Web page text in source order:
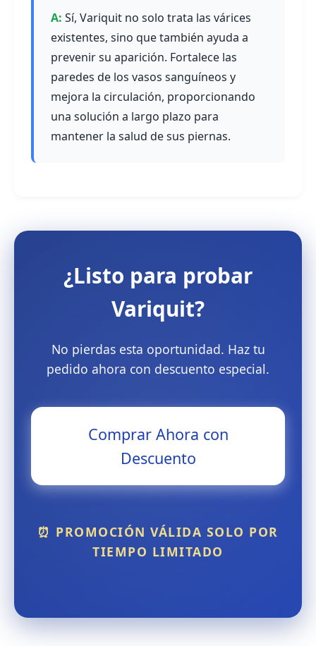
Sí, Variquit no solo trata las várices
existentes, sino que también ayuda a
prevenir su aparición. Fortalece las
paredes de los vasos sanguíneos y
mejora la circulación, proporcionando
una solución a largo plazo para
mantener la salud de sus piernas.
¿Listo para probar
Variquit?
No pierdas esta oportunidad. Haz tu
pedido ahora con descuento especial.
Comprar Ahora con
Descuento
⏰ PROMOCIÓN VÁLIDA SOLO POR
TIEMPO LIMITADO